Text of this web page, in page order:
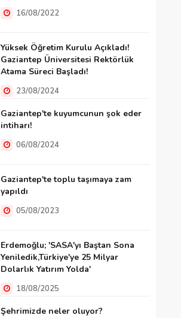
16/08/2022
Yüksek Öğretim Kurulu Açıkladı!
Gaziantep Üniversitesi Rektörlük
Atama Süreci Başladı!
23/08/2024
Gaziantep'te kuyumcunun şok eder
intiharı!
06/08/2024
Gaziantep'te toplu taşımaya zam
yapıldı
05/08/2023
Erdemoğlu; 'SASA'yı Baştan Sona
Yeniledik,Türkiye'ye 25 Milyar
Dolarlık Yatırım Yolda'
18/08/2025
Şehrimizde neler oluyor?